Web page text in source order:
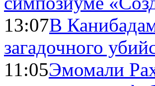
13:07В
загадочного
11:05Эмомали